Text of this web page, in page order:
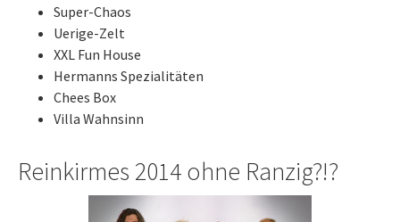
Super-Chaos
Uerige-Zelt
XXL Fun House
Hermanns Spezialitäten
Chees Box
Villa Wahnsinn
Reinkirmes 2014 ohne Ranzig?!?